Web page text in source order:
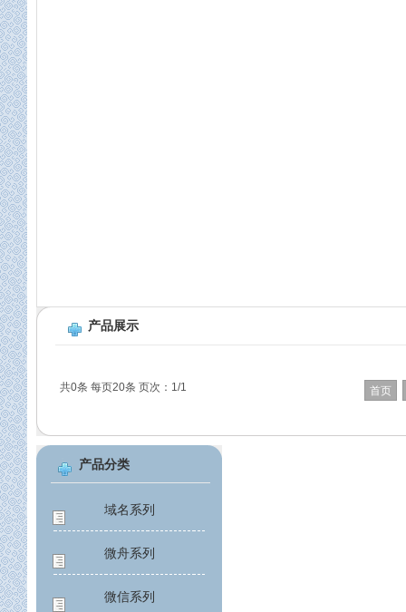
产品展示
共0条 每页20条 页次：1/1 首页
产品分类
域名系列
微舟系列
微信系列